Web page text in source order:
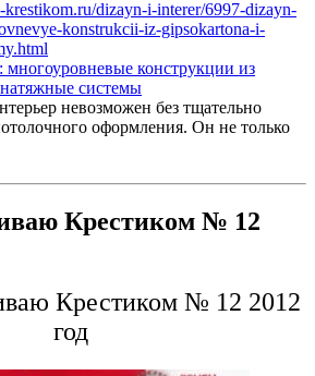
многоуровневые конструкции из
системы
невозможен без тщательно
оформления. Он не только
Крестиком № 12
Крестиком № 12 2012
год